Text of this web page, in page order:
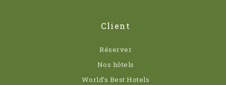
Client
Réserver
Nos hôtels
World’s Best Hotels